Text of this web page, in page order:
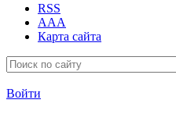
RSS
AAA
Карта сайта
Войти